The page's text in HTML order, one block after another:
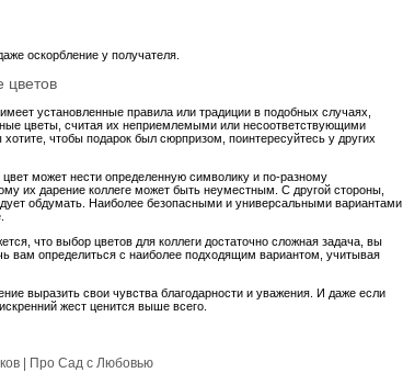
оскорбление у получателя.
установленные правила или традиции в подобных случаях,
цветы, считая их неприемлемыми или несоответствующими
чтобы подарок был сюрпризом, поинтересуйтесь у других
может нести определенную символику и по-разному
их дарение коллеге может быть неуместным. С другой стороны,
обдумать. Наиболее безопасными и универсальными вариантами
что выбор цветов для коллеги достаточно сложная задача, вы
вам определиться с наиболее подходящим вариантом, учитывая
выразить свои чувства благодарности и уважения. И даже если
жест ценится выше всего.
| Про Сад с Любовью